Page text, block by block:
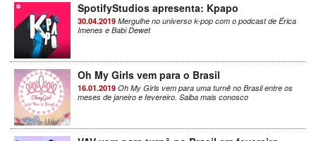
SpotifyStudios apresenta: Kpapo
30.04.2019 Mergulhe no universo k-pop com o podcast de Érica
Imenes e Babi Dewet
Oh My Girls vem para o Brasil
16.01.2019 Oh My Girls vem para uma turnê no Brasil entre os
meses de janeiro e fevereiro. Saiba mais conosco